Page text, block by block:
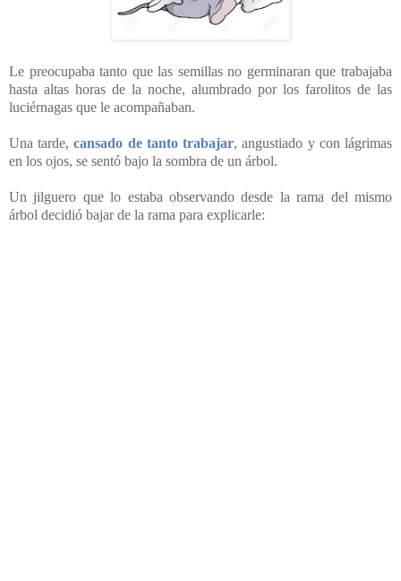
Le preocupaba tanto que las semillas no germinaran que trabajaba
hasta altas horas de la noche, alumbrado por los farolitos de las
luciérnagas que le acompañaban.
Una tarde,cansado de tanto trabajar, angustiado y con lágrimas
en los ojos, se sentó bajo la sombra de un árbol.
Un jilguero que lo estaba observando desde la rama del mismo
árbol decidió bajar de la rama para explicarle: